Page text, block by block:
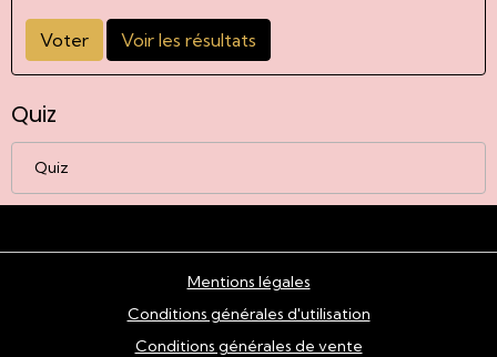
Voter Voir les résultats
Quiz
Quiz
Mentions légales
Conditions générales d'utilisation
Conditions générales de vente